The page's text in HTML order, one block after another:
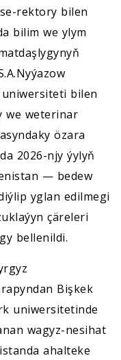
rektory bilen
bilim we ylym
bilen
we weterinar
özara
2026-njy ýylyň
— bedew
yglan edilmegi
çäreleri
bellenildi.
Bişkek
uniwersitetinde
wagyz-nesihat
ahalteke